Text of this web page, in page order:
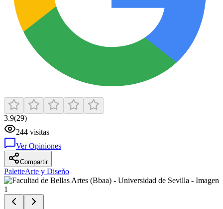
3.9(29)
244 visitas
Ver Opiniones
Compartir
PaletteArte y Diseño